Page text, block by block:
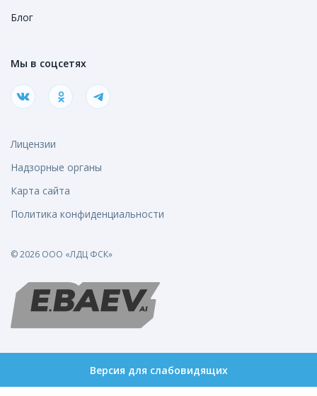
Блог
Мы в соцсетях
Лицензии
Надзорные органы
Карта сайта
Политика конфиденциальности
© 2026 ООО «ЛДЦ ФСК»
Версия для слабовидящих